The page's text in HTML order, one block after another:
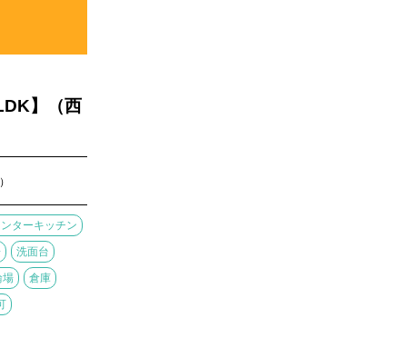
】（西
ターキッチン
洗面台
場 倉庫